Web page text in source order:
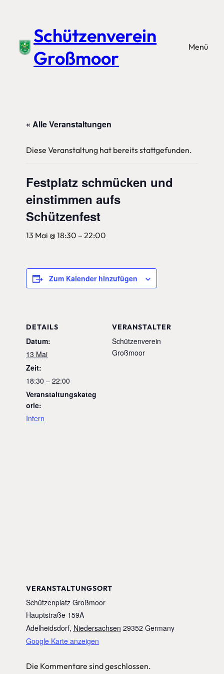
Schützenverein
Großmoor
Menü
« Alle Veranstaltungen
Diese Veranstaltung hat bereits stattgefunden.
Festplatz schmücken und
einstimmen aufs
Schützenfest
13 Mai @ 18:30 – 22:00
Zum Kalender hinzufügen
DETAILS
Datum:
13 Mai
Zeit:
18:30 – 22:00
Veranstaltungskateg
orie:
Intern
VERANSTALTER
Schützenverein
Großmoor
VERANSTALTUNGSORT
Schützenplatz Großmoor
Hauptstraße 159A
Adelheidsdorf, Niedersachsen 29352 Germany
Google Karte anzeigen
Die Kommentare sind geschlossen.